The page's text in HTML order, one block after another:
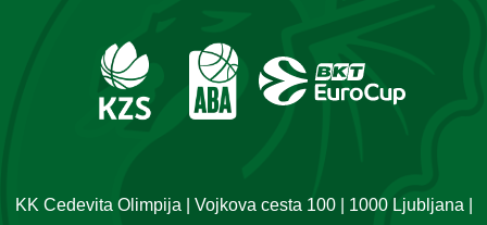
KK Cedevita Olimpija | Vojkova cesta 100 | 1000 Ljubljana |